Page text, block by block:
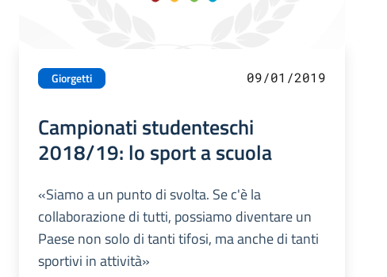
Giorgetti 09/01/2019
Campionati studenteschi
2018/19: lo sport a scuola
«Siamo a un punto di svolta. Se c'è la
collaborazione di tutti, possiamo diventare un
Paese non solo di tanti tifosi, ma anche di tanti
sportivi in attività»